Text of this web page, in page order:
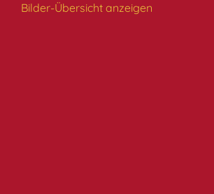
Bilder-Übersicht anzeigen